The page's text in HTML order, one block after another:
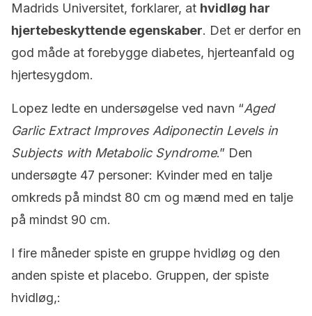
Madrids Universitet, forklarer, at hvidløg har
hjertebeskyttende egenskaber. Det er derfor en
god måde at forebygge diabetes, hjerteanfald og
hjertesygdom.
Lopez ledte en undersøgelse ved navn “Aged
Garlic Extract Improves Adiponectin Levels in
Subjects with Metabolic Syndrome.” Den
undersøgte 47 personer: Kvinder med en talje
omkreds på mindst 80 cm og mænd med en talje
på mindst 90 cm.
I fire måneder spiste en gruppe hvidløg og den
anden spiste et placebo. Gruppen, der spiste
hvidløg,: